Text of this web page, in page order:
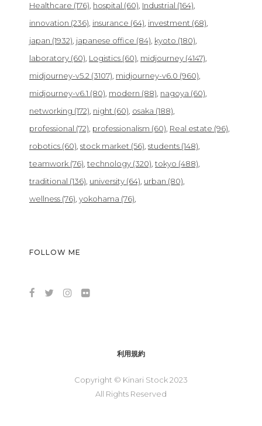
Healthcare (176) hospital (60) Industrial (164)
innovation (236) insurance (64) investment (68)
japan (1932) japanese office (84) kyoto (180)
laboratory (60) Logistics (60) midjourney (4147)
midjourney-v5.2 (3107) midjourney-v6.0 (960)
midjourney-v6.1 (80) modern (88) nagoya (60)
networking (172) night (60) osaka (188)
professional (72) professionalism (60) Real estate (96)
robotics (60) stock market (56) students (148)
teamwork (76) technology (320) tokyo (488)
traditional (136) university (64) urban (80)
wellness (76) yokohama (76)
FOLLOW ME
利用規約
Copyright © Kinari Stock 2023
All Rights Reserved